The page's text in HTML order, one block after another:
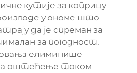
кутије за коприцу
у ономе што
да је спреман за
за погодност.
елиминише
оштећење током